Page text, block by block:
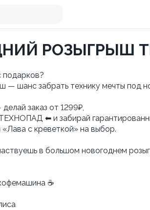
РОЗЫГРЫШ
подарков?
— шанс забрать технику мечты под
заказ от 1299₽,
⬅ и забирай
с креветкой» на выбор.
в большом новогоднем
☕️